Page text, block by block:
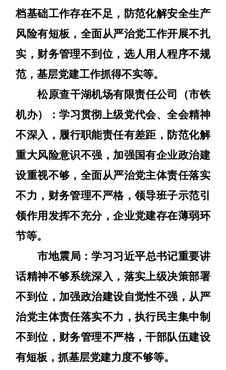
档基础工作存在不足，防范化解安全生产
风险有短板， 全面从严治党工作开展不扎
实，财务管理不到位，选人用人程序不规
范，基层党建工作抓得不实等。
松原查干湖机场有限责任公司（市铁
机办）：学习贯彻上级党代会、全会精神
不深入， 履行职能责任有差距，防范化解
重大风险意识不强，加强国有企业政治建
设重视不够，全面从严治党主体责任落实
不力，财务管理不严格，领导班子示范引
领作用发挥不充分，企业党建存在薄弱环
节等。
市地震局：学习习近平总书记重要讲
话精神不够系统深入，落实上级决策部署
不到位，加强政治建设自觉性不强，从严
治党主体责任落实不力，执行民主集中制
不到位，财务管理不严格，干部队伍建设
有短板，抓基层党建力度不够等。